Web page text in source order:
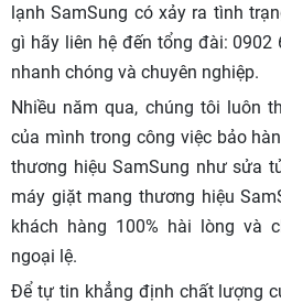
lạnh SamSung có xảy ra tình
gì hãy liên hệ đến tổng đài:
nhanh chóng và chuyên nghiệp.
Nhiều năm qua, chúng tôi luôn
của mình trong công việc bảo
thương hiệu SamSung như sửa
máy giặt mang thương hiệu
khách hàng 100% hài lòng và
ngoại lệ.
Để tự tin khẳng định chất lượng